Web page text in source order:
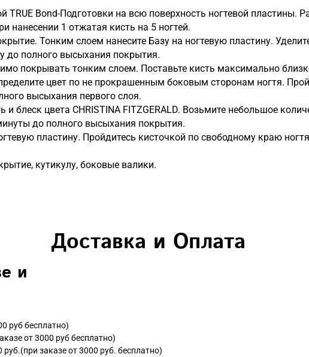
Bond-Подготовки на всю поверхность ногтевой пластины.
нанесении 1 отжатая кисть на 5 ногтей.
Тонким слоем нанесите Базу на ногтевую пластину.
до полного высыхания покрытия.
покрывать тонким слоем. Поставьте кисть максимально
цвет по не прокрашенным боковым сторонам ногтя.
высыхания первого слоя.
блеск цвета CHRISTINA FITZGERALD. Возьмите небольшое
до полного высыхания покрытия.
пластину. Пройдитесь кисточкой по свободному краю
кутикулу, боковые валики.
Доставка и Оплата
и
руб бесплатно)
от 3000 руб бесплатно)
заказе от 3000 руб. бесплатно)